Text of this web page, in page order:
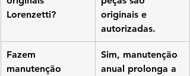
Lorenzetti?
originais e
autorizadas.
Fazem
manutenção
Sim, manutenção
anual prolonga a